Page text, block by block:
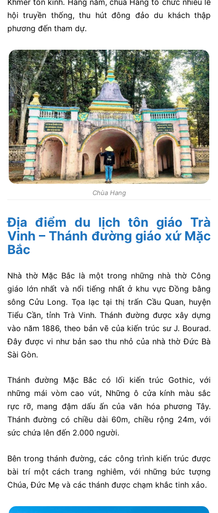
hội truyền thống, thu hút đông đảo du khách thập
phương đến tham dự.
Chùa Hang
Địa điểm du lịch tôn giáo Trà
Vinh – Thánh đường giáo xứ Mặc
Bắc
Nhà thờ Mặc Bắc là một trong những nhà thờ Công
giáo lớn nhất và nổi tiếng nhất ở khu vực Đồng bằng
sông Cửu Long. Tọa lạc tại thị trấn Cầu Quan, huyện
Tiểu Cần, tỉnh Trà Vinh. Thánh đường được xây dựng
vào năm 1886, theo bản vẽ của kiến trúc sư J. Bourad.
Đây được vi như bản sao thu nhỏ của nhà thờ Đức Bà
Sài Gòn.
Thánh đường Mặc Bắc có lối kiến trúc Gothic, với
những mái vòm cao vút, Những ô cửa kính màu sắc
rực rỡ, mang đậm dấu ấn của văn hóa phương Tây.
Thánh đường có chiều dài 60m, chiều rộng 24m, với
sức chứa lên đến 2.000 người.
Bên trong thánh đường, các công trình kiến trúc được
bài trí một cách trang nghiêm, với những bức tượng
Chúa, Đức Mẹ và các thánh được chạm khắc tinh xảo.